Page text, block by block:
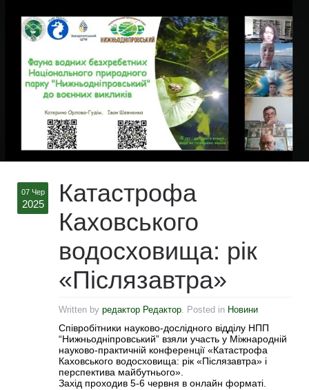
07 Чер
2025
Катастрофа
Каховського
водосховища: рік
«Післязавтра»
Written by редактор Редактор. Posted in Новини
Співробітники науково-дослідного відділу НПП
“Нижньодніпровський” взяли участь у Міжнародній
науково-практичній конференції «Катастрофа
Каховського водосховища: рік «Післязавтра» і
перспектива майбутнього».
Захід проходив 5-6 червня в онлайн форматі.